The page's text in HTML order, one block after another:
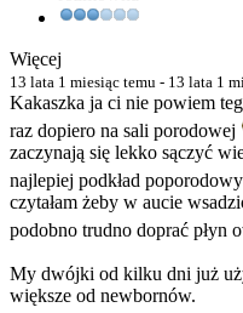
Więcej
13 lata 1 miesiąc temu - 13 lata 1
Kakaszka ja ci nie powiem
raz dopiero na sali porodowej
zaczynają się lekko sączyć
najlepiej podkład
czytałam żeby w aucie
podobno trudno doprać płyn
My dwójki od kilku dni już
większe od newbornów.